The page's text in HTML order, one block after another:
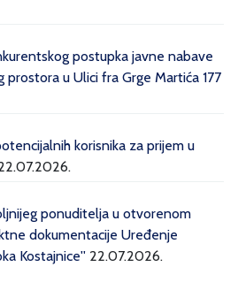
postupka javne nabave
u Ulici fra Grge Martića 177
korisnika za prijem u
ponuditelja u otvorenom
dokumentacije Uređenje
Kostajnice'' 22.07.2026.